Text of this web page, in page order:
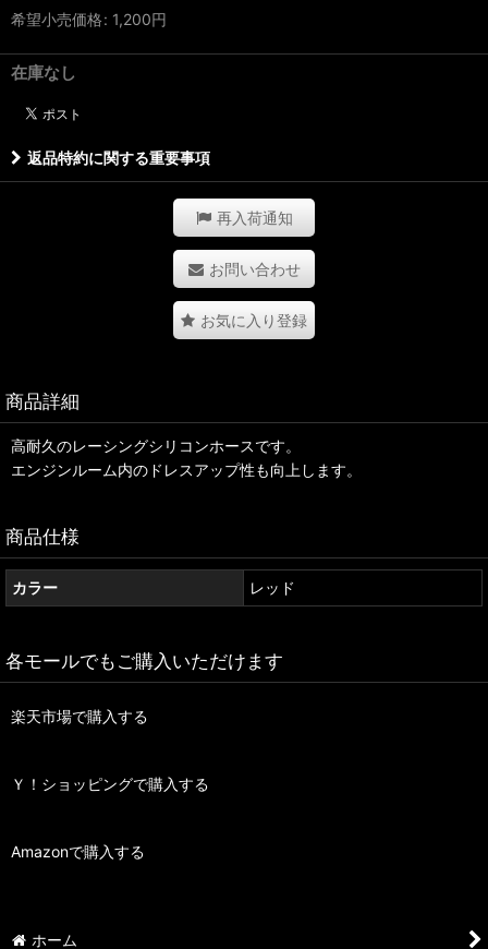
希望小売価格: 1,200円
在庫なし
返品特約に関する重要事項
再入荷通知
お問い合わせ
お気に入り登録
商品詳細
高耐久のレーシングシリコンホースです。
エンジンルーム内のドレスアップ性も向上します。
商品仕様
カラー レッド
各モールでもご購入いただけます
楽天市場で購入する
Ｙ！ショッピングで購入する
Amazonで購入する
ホーム